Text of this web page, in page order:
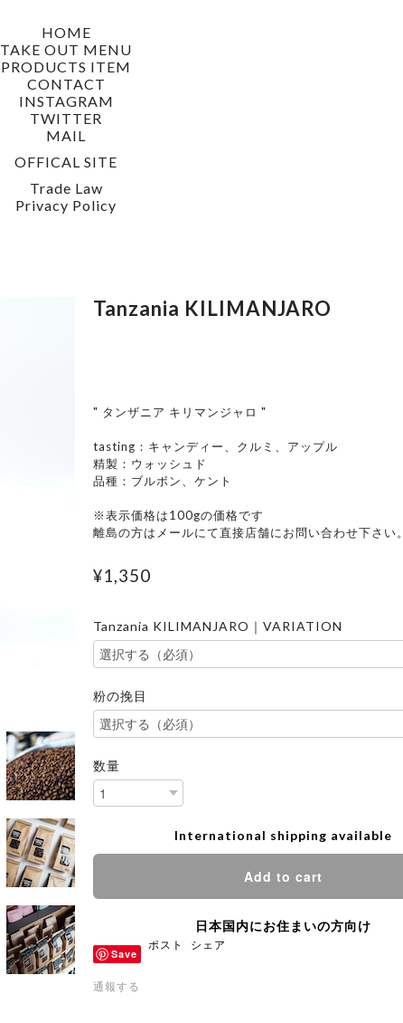
HOME
TAKE OUT MENU
PRODUCTS ITEM
CONTACT
INSTAGRAM
TWITTER
MAIL
OFFICAL SITE
Trade Law
Privacy Policy
Tanzania KILIMANJARO
" タンザニア キリマンジャロ "
tasting：キャンディー、クルミ、アップル
精製：ウォッシュド
品種：ブルボン、ケント
※表示価格は100gの価格です
離島の方はメールにて直接店舗にお問い合わせ下さい。
¥1,350
Tanzania KILIMANJARO｜VARIATION
粉の挽目
数量
International shipping available
Add to cart
日本国内にお住まいの方向け
Save
ポスト シェア
通報する